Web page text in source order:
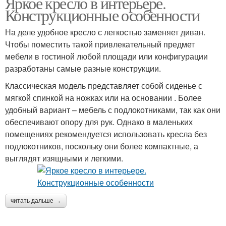
Конструкционные особенности
На деле удобное кресло с легкостью заменяет диван.
Чтобы поместить такой привлекательный предмет
мебели в гостиной любой площади или конфигурации
разработаны самые разные конструкции.
Классическая модель представляет собой сиденье с
мягкой спинкой на ножках или на основании . Более
удобный вариант – мебель с подлокотниками, так как они
обеспечивают опору для рук. Однако в маленьких
помещениях рекомендуется использовать кресла без
подлокотников, поскольку они более компактные, а
выглядят изящными и легкими.
читать дальше →